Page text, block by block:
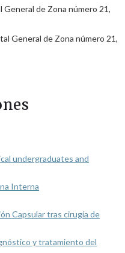
de Zona número 21,
General de Zona número 21,
undergraduates and
Interna
Capsular tras cirugía de
y tratamiento del